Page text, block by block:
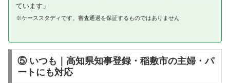
ています」
※ケーススタディです。審査通過を保証するものではありません
⑤ いつも｜高知県知事登録・稲敷市の主婦・パ
ートにも対応